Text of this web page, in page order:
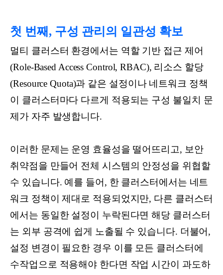
첫 번째, 구성 관리의 일관성 확보
멀티 클러스터 환경에서는 역할 기반 접근 제어
(Role-Based Access Control, RBAC), 리소스 할당
(Resource Quota)과 같은 설정이나 네트워크 정책
이 클러스터마다 다르게 적용되는 구성 불일치 문
제가 자주 발생합니다.
이러한 문제는 운영 효율성을 떨어뜨리고, 보안
취약점을 만들어 전체 시스템의 안정성을 위협할
수 있습니다. 예를 들어, 한 클러스터에서는 네트
워크 정책이 제대로 적용되었지만, 다른 클러스터
에서는 동일한 설정이 누락된다면 해당 클러스터
는 외부 공격에 쉽게 노출될 수 있습니다. 더불어,
설정 변경이 필요한 경우 이를 모든 클러스터에
수작업으로 적용해야 한다면 작업 시간이 과도하